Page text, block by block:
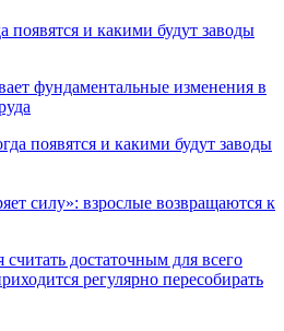
появятся и какими будут заводы
фундаментальные изменения в
силу»: взрослые возвращаются к
считать достаточным для всего
регулярно пересобирать